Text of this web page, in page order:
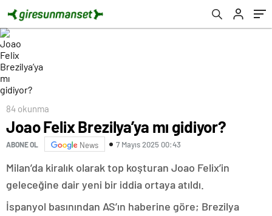
84 okunma
Joao Felix Brezilya’ya mı gidiyor?
ABONE OL News 7 Mayıs 2025 00:43
Milan’da kiralık olarak top koşturan Joao Felix’in
geleceğine dair yeni bir iddia ortaya atıldı.
İspanyol basınından AS’ın haberine göre; Brezilya